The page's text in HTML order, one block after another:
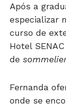
Após a
especializar
curso de
Hotel
de
Fernanda
onde se